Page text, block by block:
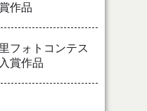
作品
フォトコンテス
賞作品